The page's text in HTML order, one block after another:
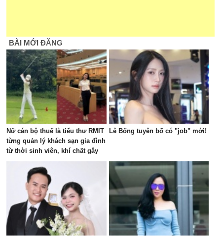
BÀI MỚI ĐĂNG
Nữ cán bộ thuế là tiểu thư RMIT
từng quản lý khách sạn gia đình
từ thời sinh viên, khí chất gây
Lê Bống tuyên bố có "job" mới!